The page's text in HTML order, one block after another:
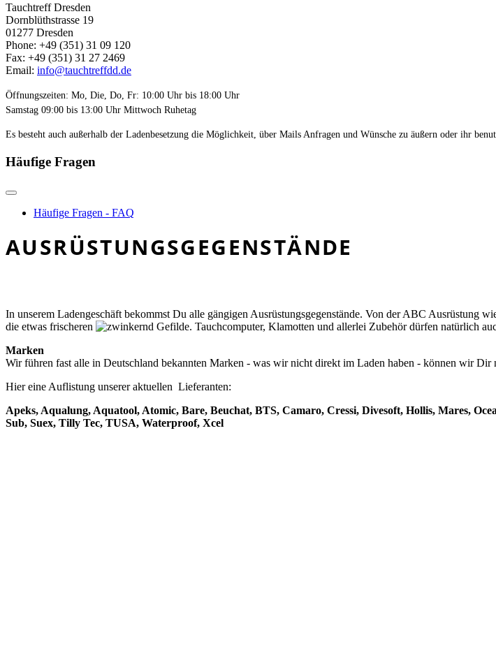
Tauchtreff Dresden
Dorn­blüth­strasse 19
01277 Dres­den
Phone: +49 (351) 31 09 120
Fax: +49 (351) 31 27 2469
Email: info@tauchtreffdd.de
Öffnungszeiten: Mo, Die, Do, Fr: 10:00 Uhr bis 18:00 Uhr
Samstag 09:00 bis 13:00 Uhr Mittwoch Ruhetag
Es besteht auch außerhalb der Ladenbesetzung die Möglichkeit, über Mails Anfragen und Wünsche zu äußern oder ihr
Häufige Fragen
Häufige Fragen - FAQ
AUSRÜSTUNGSGEGENSTÄNDE
In unserem Ladengeschäft bekommst Du alle gängigen Ausrüstungsgegenstände. Von der ABC Ausrüstung
die etwas frischeren
Gefilde. Tauchcomputer, Klamotten und allerlei Zubehör dürfen natürlich
Marken
Wir führen fast alle in Deutschland bekannten Marken - was wir nicht direkt im Laden haben - können wir
Hier eine Auflistung unserer aktuellen Lieferanten:
Apeks, Aqualung, Aquatool, Atomic, Bare, Beuchat, BTS, Camaro, Cressi, Divesoft, Hollis, Mares,
Sub, Suex, Tilly Tec, TUSA, Waterproof, Xcel